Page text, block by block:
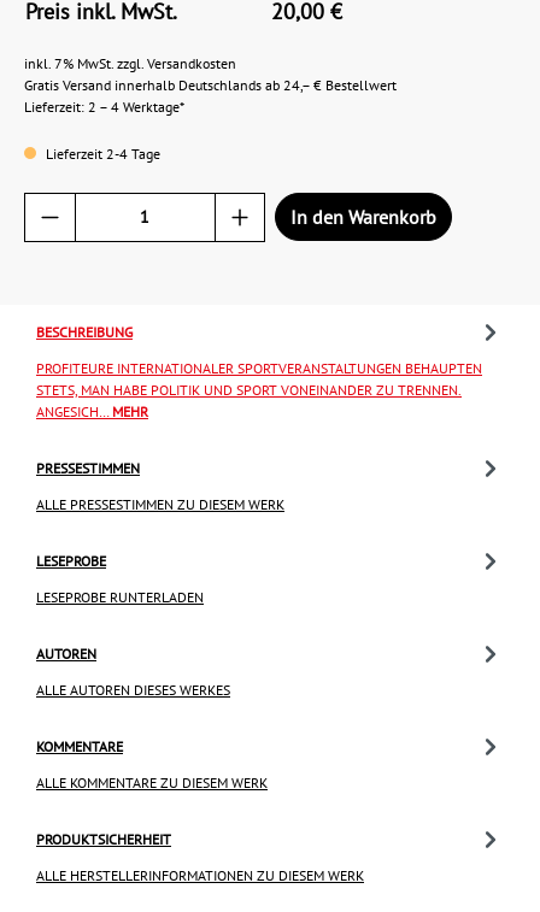
Preis inkl. MwSt. 20,00 €
inkl. 7% MwSt. zzgl. Versandkosten
Gratis Versand innerhalb Deutschlands ab 24,– € Bestellwert
Lieferzeit: 2 – 4 Werktage*
Lieferzeit 2-4 Tage
In den Warenkorb
BESCHREIBUNG
PROFITEURE INTERNATIONALER SPORTVERANSTALTUNGEN BEHAUPTEN
STETS, MAN HABE POLITIK UND SPORT VONEINANDER ZU TRENNEN.
ANGESICH… MEHR
PRESSESTIMMEN
ALLE PRESSESTIMMEN ZU DIESEM WERK
LESEPROBE
LESEPROBE RUNTERLADEN
AUTOREN
ALLE AUTOREN DIESES WERKES
KOMMENTARE
ALLE KOMMENTARE ZU DIESEM WERK
PRODUKTSICHERHEIT
ALLE HERSTELLERINFORMATIONEN ZU DIESEM WERK